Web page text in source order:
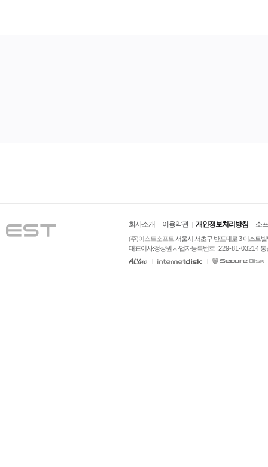
회사소개 이용약관 개인정보처리방침 소
(주)이스트소프트 서울시 서초구 반포대로 3 이스트빌
대표이사:정상원 사업자등록번호 : 229-81-03214 통